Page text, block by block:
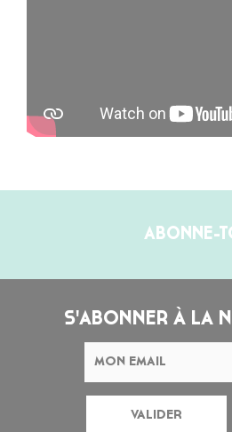
ABONNE-
S'ABONNER À LA